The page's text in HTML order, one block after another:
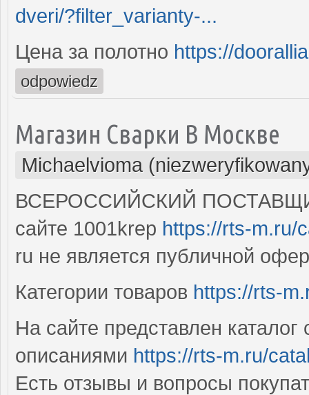
dveri/?filter_varianty-...
Цена за полотно https://
odpowiedz
Магазин Сварки В Москве
Michaelvioma
ВСЕРОССИЙСКИЙ
сайте 1001krep https://rts-m.ru/
ru не является публичной
Категории товаров https://rts-
На сайте представлен
описаниями https://rts-m.ru/
Есть отзывы и вопросы